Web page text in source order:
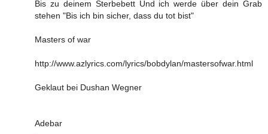
Bis zu deinem Sterbebett Und ich werde über dein Grab
stehen "Bis ich bin sicher, dass du tot bist"
Masters of war
http://www.azlyrics.com/lyrics/bobdylan/mastersofwar.html
Geklaut bei Dushan Wegner
Adebar